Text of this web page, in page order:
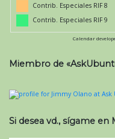
Contrib. Especiales RIF 8
Contrib. Especiales RIF 9
Calendar
Miembro de
Si desea vd., sígame en